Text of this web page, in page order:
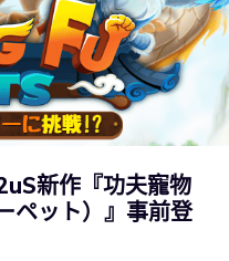
新作『功夫寵物
ペット）』事前登